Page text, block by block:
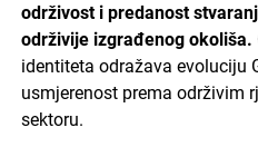
održivost i predanost
održivije izgrađenog okoliša.
identiteta odražava evoluciju
usmjerenost prema održivim
sektoru.